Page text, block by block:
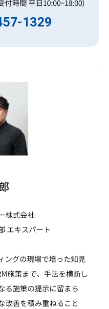
付時間 平日10:00~18:00)
1329
株式会社
エキスパート
ングの現場で培った知見
施策まで、手法を横断し
る施策の提示に留まら
改善を積み重ねること